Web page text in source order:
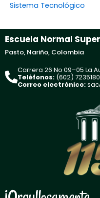
Sistema Tecnológico
Escuela Normal
Pasto, Nariño, Colombia
Carrera 26 No 09–05 La
Teléfonos: (602)
Correo electrónico: